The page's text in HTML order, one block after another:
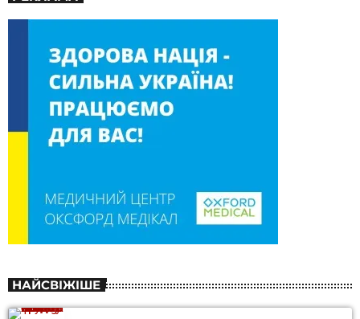
НАЙСВІЖІШЕ